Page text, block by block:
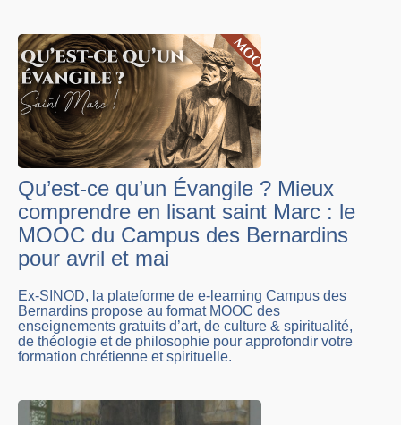
Qu’est-ce qu’un Évangile ? Mieux
comprendre en lisant saint Marc : le
MOOC du Campus des Bernardins
pour avril et mai
Ex-SINOD, la plateforme de e-learning Campus des
Bernardins propose au format MOOC des
enseignements gratuits d’art, de culture & spiritualité,
de théologie et de philosophie pour approfondir votre
formation chrétienne et spirituelle.